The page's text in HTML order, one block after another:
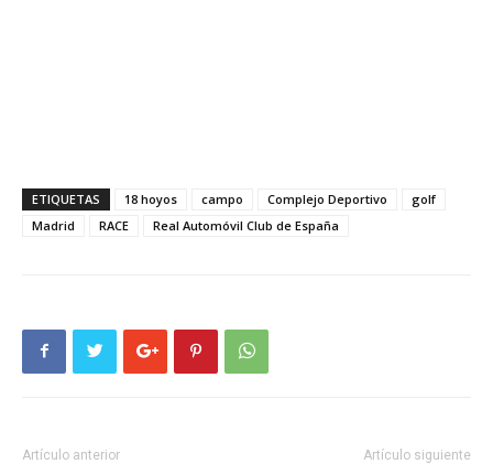
ETIQUETAS 18 hoyos campo Complejo Deportivo
golf
Madrid
RACE Real Automóvil Club de España
Artículo anterior Artículo siguiente